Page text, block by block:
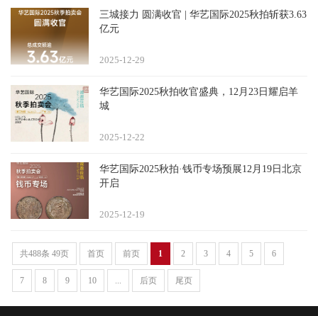
三城接力 圆满收官 | 华艺国际2025秋拍斩获3.63
亿元
29
2025-12
华艺国际2025秋拍收官盛典，12月23日耀启羊
城
22
2025-12
华艺国际2025秋拍·钱币专场预展12月19日北京
开启
19
2025-12
共488条 49页 首页 前页 1 2 3 4 5 6
7 8 9 10 ... 后页 尾页